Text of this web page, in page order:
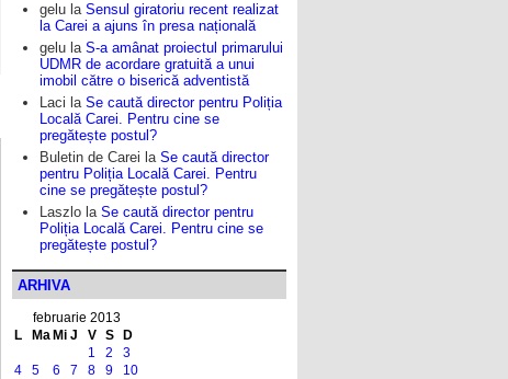
gelu la Sensul giratoriu recent realizat
la Carei a ajuns în presa națională
gelu la S-a amânat proiectul primarului
UDMR de acordare gratuită a unui
imobil către o biserică adventistă
Laci la Se caută director pentru Poliția
Locală Carei. Pentru cine se
pregătește postul?
Buletin de Carei la Se caută director
pentru Poliția Locală Carei. Pentru
cine se pregătește postul?
Laszlo la Se caută director pentru
Poliția Locală Carei. Pentru cine se
pregătește postul?
ARHIVA
februarie 2013
L
Ma Mi J V S D
1 2
3
4
5 6 7 8 9
10